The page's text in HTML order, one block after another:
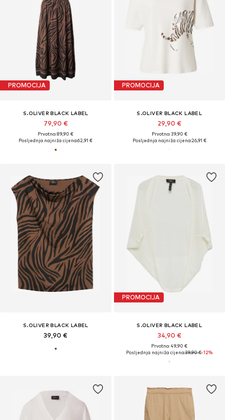
PROMOCIJA
S.OLIVER BLACK LABEL
79,90 €
Prvotno: 89,90 €
Posljednja najniža cijena:62,91 €
PROMOCIJA
S.OLIVER BLACK LABEL
29,90 €
Prvotno: 39,90 €
Posljednja najniža cijena:26,91 €
S.OLIVER BLACK LABEL
39,90 €
PROMOCIJA
S.OLIVER BLACK LABEL
34,90 €
Prvotno: 49,90 €
Posljednja najniža cijena:39,90 €-12%